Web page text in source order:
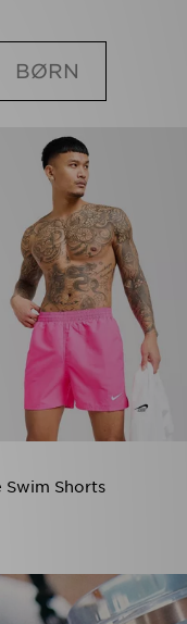
BØRN
Swim Shorts